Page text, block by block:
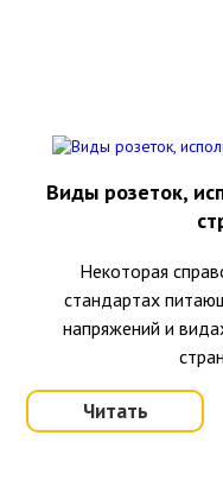
Виды розеток,
Некоторая
стандартах
напряжений и
Читать